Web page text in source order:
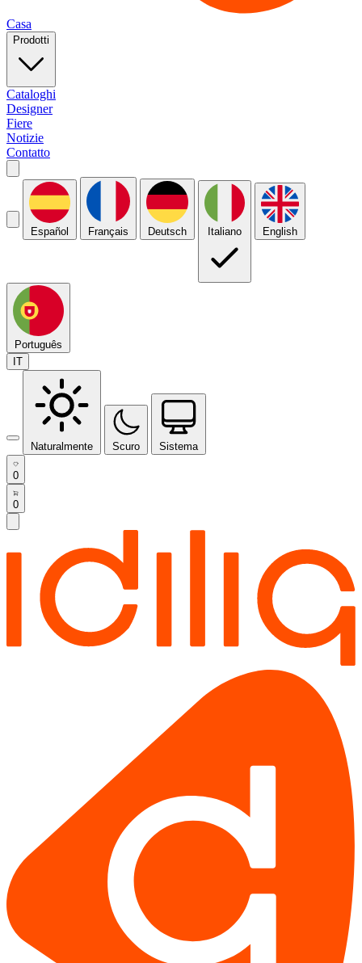
Casa
Prodotti
Cataloghi
Designer
Fiere
Notizie
Contatto
Español Français Deutsch Italiano English
Português
IT
Naturalmente Scuro Sistema
0
0